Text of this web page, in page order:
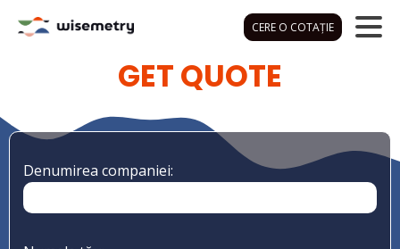
CERE O COTAȚIE
GET QUOTE
Denumirea companiei: